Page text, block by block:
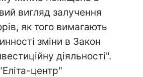
вигляд залучення
як того вимагають
зміни в Закон
діяльності".
центр"